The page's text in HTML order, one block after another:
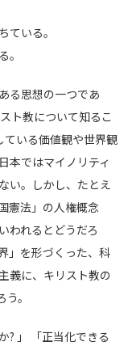
ている。
。
る思想の一つであ
ト教について知るこ
ている価値観や世界観
本ではマイノリティ
い。しかし、たとえ
憲法」の人権概念
われるとどうだろ
」を形づくった、科
義に、キリスト教の
。
? 」 「正当化できる